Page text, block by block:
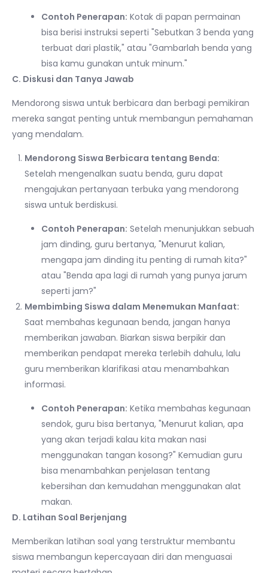
Contoh Penerapan: Kotak di papan permainan
bisa berisi instruksi seperti "Sebutkan 3 benda yang
terbuat dari plastik," atau "Gambarlah benda yang
bisa kamu gunakan untuk minum."
C. Diskusi dan Tanya Jawab
Mendorong siswa untuk berbicara dan berbagi pemikiran
mereka sangat penting untuk membangun pemahaman
yang mendalam.
Mendorong Siswa Berbicara tentang Benda:
Setelah mengenalkan suatu benda, guru dapat
mengajukan pertanyaan terbuka yang mendorong
siswa untuk berdiskusi.
Contoh Penerapan: Setelah menunjukkan sebuah
jam dinding, guru bertanya, "Menurut kalian,
mengapa jam dinding itu penting di rumah kita?"
atau "Benda apa lagi di rumah yang punya jarum
seperti jam?"
Membimbing Siswa dalam Menemukan Manfaat:
Saat membahas kegunaan benda, jangan hanya
memberikan jawaban. Biarkan siswa berpikir dan
memberikan pendapat mereka terlebih dahulu, lalu
guru memberikan klarifikasi atau menambahkan
informasi.
Contoh Penerapan: Ketika membahas kegunaan
sendok, guru bisa bertanya, "Menurut kalian, apa
yang akan terjadi kalau kita makan nasi
menggunakan tangan kosong?" Kemudian guru
bisa menambahkan penjelasan tentang
kebersihan dan kemudahan menggunakan alat
makan.
D. Latihan Soal Berjenjang
Memberikan latihan soal yang terstruktur membantu
siswa membangun kepercayaan diri dan menguasai